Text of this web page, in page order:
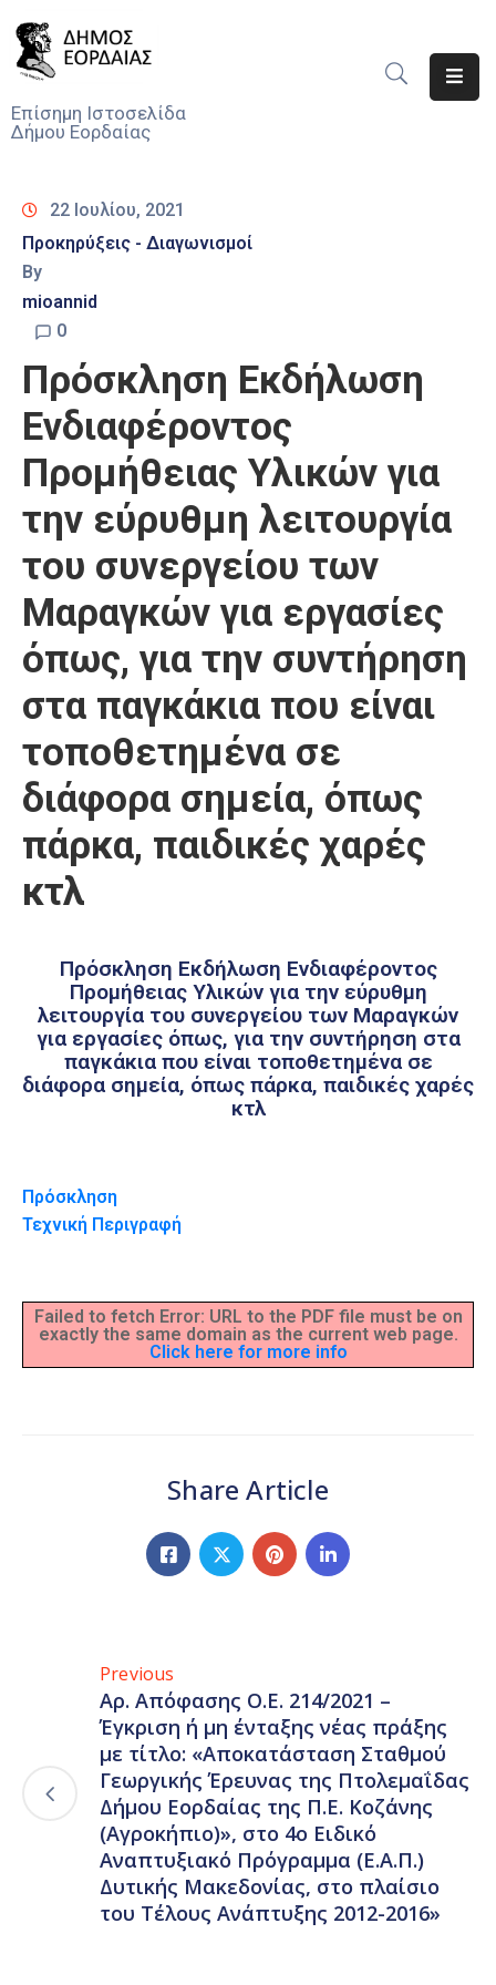
Επίσημη Ιστοσελίδα
Δήμου Εορδαίας
Νέα
Υπηρεσίες
Του
Δήμου
Προσκλήσεις
Αποφάσεις
Τηλέφωνα
Καιρός
22 Ιουλίου, 2021
Προκηρύξεις - Διαγωνισμοί
By
mioannid
0
Πρόσκληση Εκδήλωση
Ενδιαφέροντος
Προμήθειας Υλικών για
την εύρυθμη λειτουργία
του συνεργείου των
Μαραγκών για εργασίες
όπως, για την συντήρηση
στα παγκάκια που είναι
τοποθετημένα σε
διάφορα σημεία, όπως
πάρκα, παιδικές χαρές
κτλ
Πρόσκληση Εκδήλωση Ενδιαφέροντος
Προμήθειας Υλικών για την εύρυθμη
λειτουργία του συνεργείου των Μαραγκών
για εργασίες όπως, για την συντήρηση στα
παγκάκια που είναι τοποθετημένα σε
διάφορα σημεία, όπως πάρκα, παιδικές χαρές
κτλ
Πρόσκληση
Τεχνική Περιγραφή
Failed to fetch Error: URL to the PDF file must be on
exactly the same domain as the current web page.
Click here for more info
Share Article
Previous
Αρ. Απόφασης Ο.Ε. 214/2021 –
Έγκριση ή μη ένταξης νέας πράξης
με τίτλο: «Αποκατάσταση Σταθμού
Γεωργικής Έρευνας της Πτολεμαΐδας
Δήμου Εορδαίας της Π.Ε. Κοζάνης
(Αγροκήπιο)», στο 4ο Ειδικό
Αναπτυξιακό Πρόγραμμα (Ε.Α.Π.)
Δυτικής Μακεδονίας, στο πλαίσιο
του Τέλους Ανάπτυξης 2012-2016»